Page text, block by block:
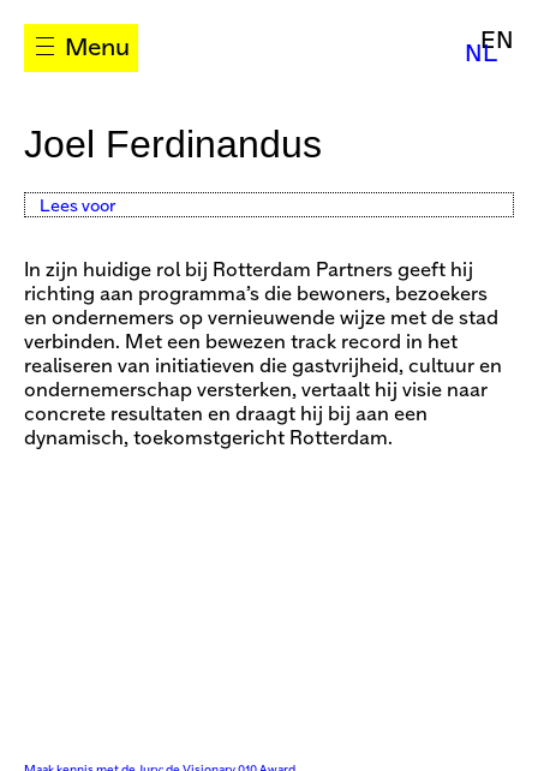
Menu NL
EN
Joel Ferdinandus
Lees voor
In zijn huidige rol bij Rotterdam Partners geeft hij
richting aan programma’s die bewoners, bezoekers
en ondernemers op vernieuwende wijze met de stad
verbinden. Met een bewezen track record in het
realiseren van initiatieven die gastvrijheid, cultuur en
ondernemerschap versterken, vertaalt hij visie naar
concrete resultaten en draagt hij bij aan een
dynamisch, toekomstgericht Rotterdam.